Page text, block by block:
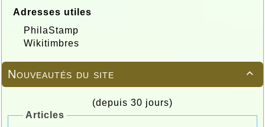
Adresses utiles
PhilaStamp
Wikitimbres

Nouveautés du site
(depuis 30 jours)
Articles